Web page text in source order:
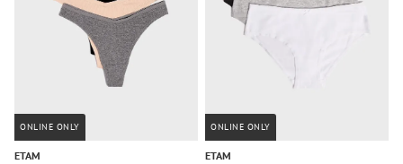
ONLINE ONLY
ETAM
ONLINE ONLY
ETAM